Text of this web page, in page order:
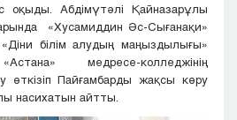
оқыды. Абдiмүтәлi Қайназарұлы
«Хусамиддин Әс-Сығанақи»
білім алудың маңыздылығы»
медресе-колледжінің
өткізіп Пайғамбарды жақсы көру
насихатын айтты.